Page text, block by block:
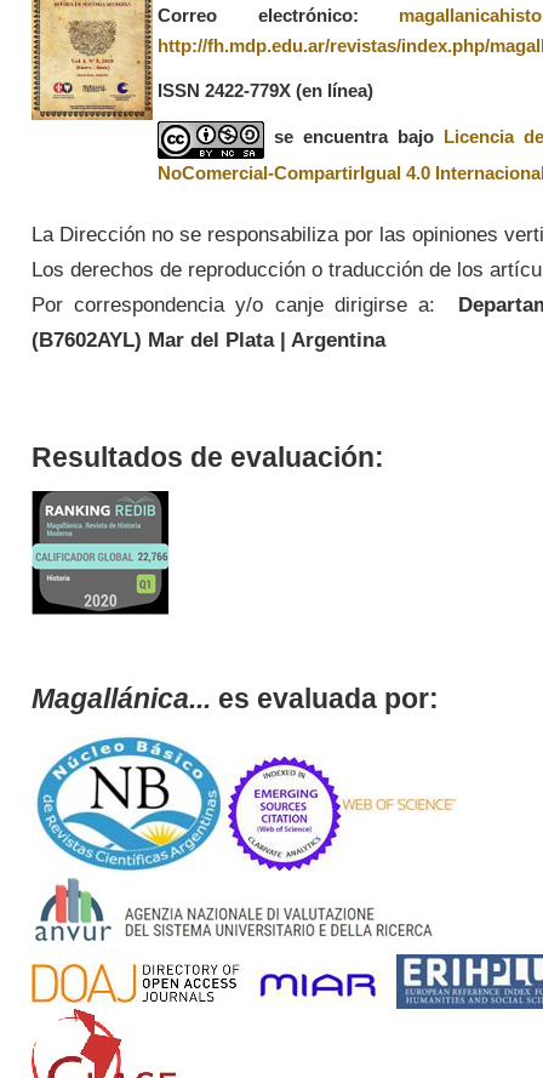
Correo electrónico:
http://fh.mdp.edu.ar/revistas/index.php/
ISSN 2422-779X (en línea)
se encuentra bajo
Licencia
NoComercial-CompartirIgual 4.0
La Dirección no se responsabiliza por las opiniones
Los derechos de reproducción o traducción de los
Por correspondencia y/o canje dirigirse a:
(B7602AYL) Mar del Plata | Argentina
Resultados de evaluación:
Magallánica... es evaluada por: